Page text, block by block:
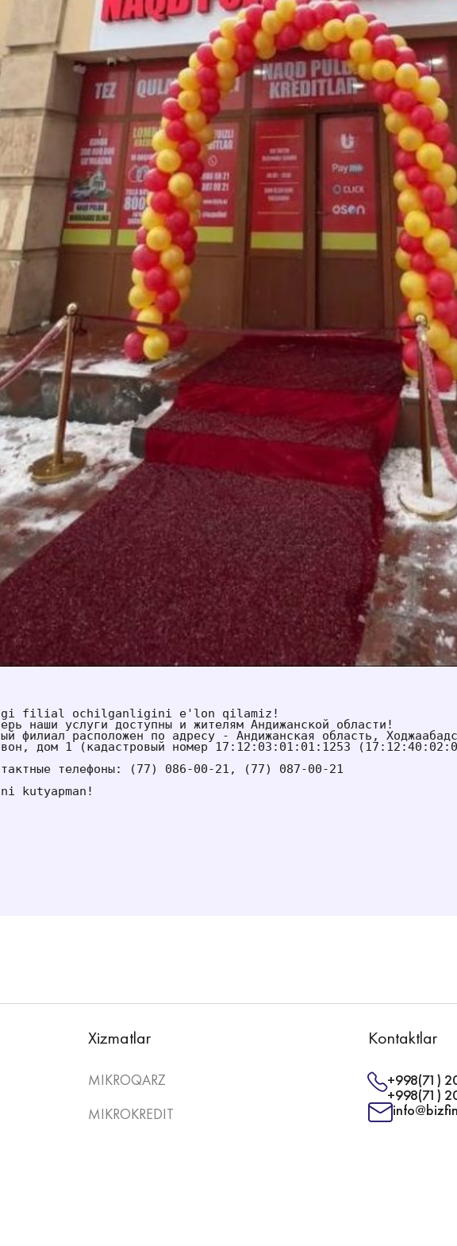
filial ochilganligini e'lon qilamiz!
наши услуги доступны и жителям Андижанской области!
филиал расположен по адресу - Андижанская область,
дом 1 (кадастровый номер 17:12:03:01:01:1253
телефоны: (77) 086-00-21, (77) 087-00-21
kutyapman!
Xizmatlar
MIKROQARZ
MIKROKREDIT
Kontaktlar
+998(71)
+998(71)